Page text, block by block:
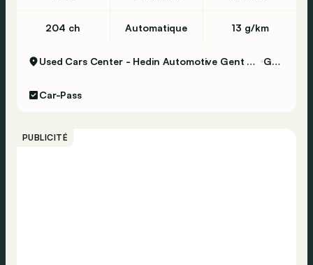
204 ch Automatique 13 g/km
Used Cars Center - Hedin Automotive Gent Certified Gent
Car-Pass
PUBLICITÉ